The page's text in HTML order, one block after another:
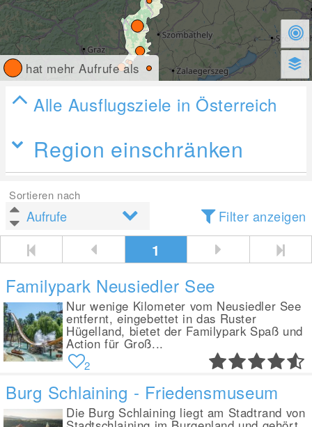
hat mehr Aufrufe als
Alle Ausflugsziele in Österreich
Region einschränken
Sortieren nach
Filter anzeigen
1
Familypark Neusiedler See
Nur wenige Kilometer vom Neusiedler See
entfernt, eingebettet in das Ruster
Hügelland, bietet der Familypark Spaß und
Action für Groß...
2
Burg Schlaining - Friedensmuseum
Die Burg Schlaining liegt am Stadtrand von